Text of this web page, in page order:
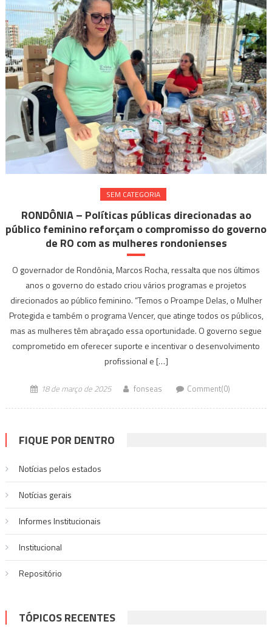
SEM CATEGORIA
RONDÔNIA – Políticas públicas direcionadas ao
público feminino reforçam o compromisso do governo
de RO com as mulheres rondonienses
O governador de Rondônia, Marcos Rocha, ressalta que nos últimos
anos o governo do estado criou vários programas e projetos
direcionados ao público feminino. “Temos o Proampe Delas, o Mulher
Protegida e também o programa Vencer, que atinge todos os públicos,
mas as mulheres têm abraçado essa oportunidade. O governo segue
comprometido em oferecer suporte e incentivar o desenvolvimento
profissional e […]
18 de março de 2025 fonseas Comment(0)
FIQUE POR DENTRO
Notícias pelos estados
Notí­cias gerais
Informes Institucionais
Institucional
Repositório
TÓPICOS RECENTES